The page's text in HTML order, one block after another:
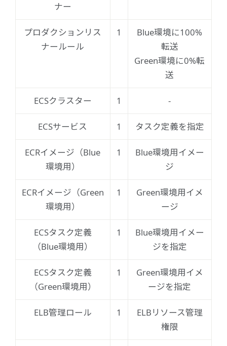
ナー
プロダクションリス
ナールール
1
Blue環境に100%
転送
Green環境に0%転
送
ECSクラスター 1 -
ECSサービス 1 タスク定義を指定
ECRイメージ（Blue
環境用）
1
Blue環境用イメー
ジ
ECRイメージ（Green
環境用）
1
Green環境用イメ
ージ
ECSタスク定義
（Blue環境用）
1
Blue環境用イメー
ジを指定
ECSタスク定義
（Green環境用）
1
Green環境用イメ
ージを指定
ELB管理ロール 1
ELBリソース管理
権限